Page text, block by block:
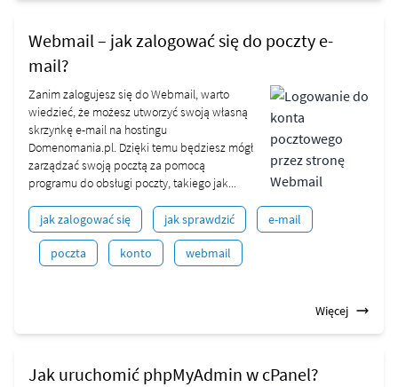
Webmail – jak zalogować się do poczty e-
mail?
Zanim zalogujesz się do Webmail, warto
wiedzieć, że możesz utworzyć swoją własną
skrzynkę e-mail na hostingu
Domenomania.pl. Dzięki temu będziesz mógł
zarządzać swoją pocztą za pomocą
programu do obsługi poczty, takiego jak...
jak zalogować się jak sprawdzić e-mail
poczta konto webmail
Więcej
Jak uruchomić phpMyAdmin w cPanel?